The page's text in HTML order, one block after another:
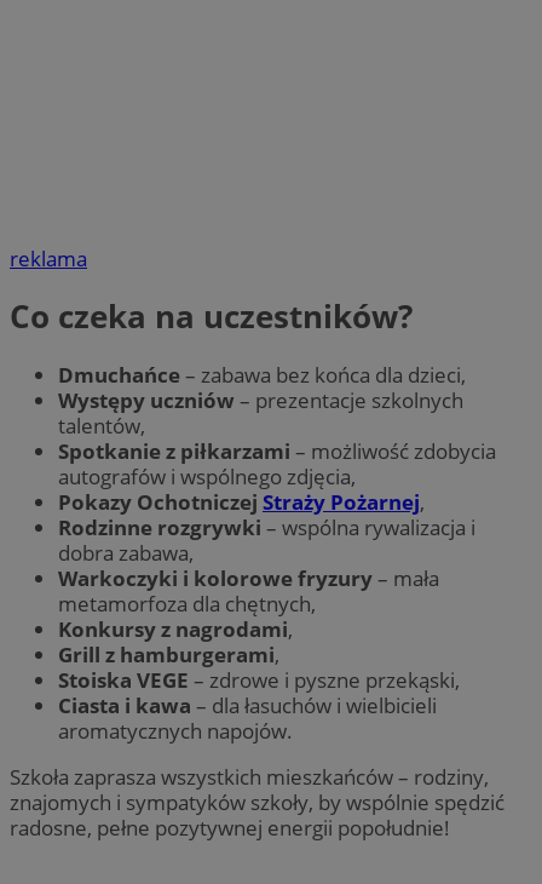
reklama
Co czeka na uczestników?
Dmuchańce– zabawa bez końca dla dzieci,
Występy uczniów – prezentacje szkolnych
talentów,
Spotkanie z piłkarzami – możliwość zdobycia
autografów i wspólnego zdjęcia,
Pokazy Ochotniczej Straży Pożarnej,
Rodzinne rozgrywki – wspólna rywalizacja i
dobra zabawa,
Warkoczyki i kolorowe fryzury– mała
metamorfoza dla chętnych,
Konkursy z nagrodami,
Grill z hamburgerami,
Stoiska VEGE – zdrowe i pyszne przekąski,
Ciasta i kawa – dla łasuchów i wielbicieli
aromatycznych napojów.
Szkoła zaprasza wszystkich mieszkańców – rodziny,
znajomych i sympatyków szkoły, by wspólnie spędzić
radosne, pełne pozytywnej energii popołudnie!